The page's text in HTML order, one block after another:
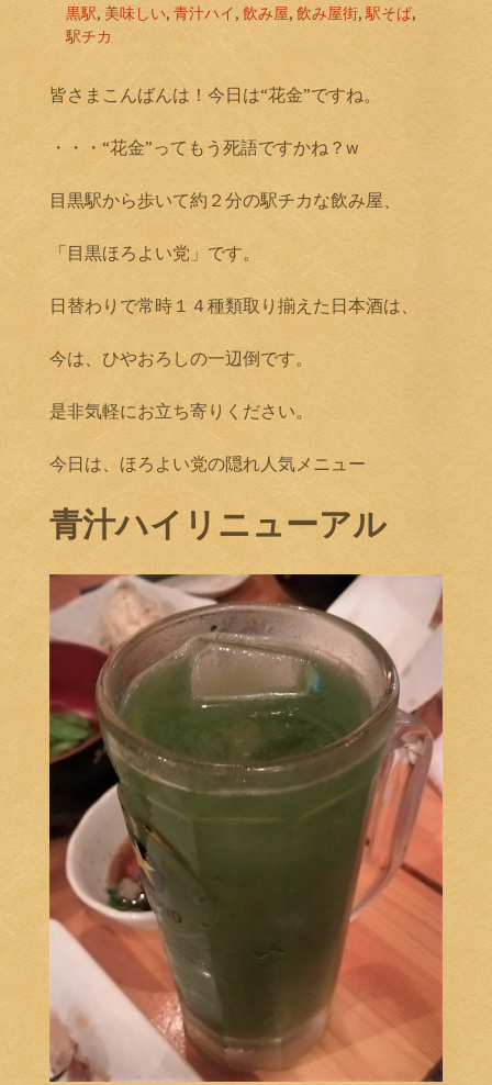
黒駅, 美味しい, 青汁ハイ, 飲み屋, 飲み屋街,駅そば,
駅チカ
皆さまこんばんは！今日は“花金”ですね。
・・・“花金”ってもう死語ですかね？w
目黒駅から歩いて約２分の駅チカな飲み屋、
「目黒ほろよい党」です。
日替わりで常時１４種類取り揃えた日本酒は、
今は、ひやおろしの一辺倒です。
是非気軽にお立ち寄りください。
今日は、ほろよい党の隠れ人気メニュー
青汁ハイリニューアル